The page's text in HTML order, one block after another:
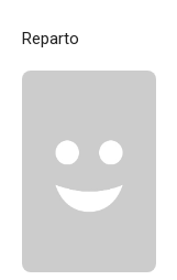
Reparto